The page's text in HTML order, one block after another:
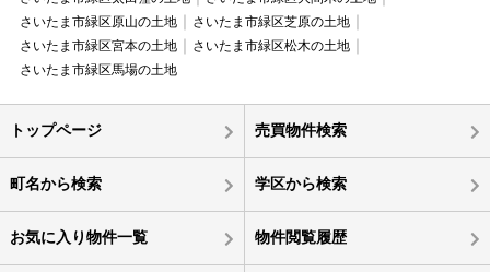
さいたま市緑区原山の土地
さいたま市緑区芝原の土地
さいたま市緑区宮本の土地
さいたま市緑区松木の土地
さいたま市緑区馬場の土地
トップページ 売買物件検索
町名から検索 学区から検索
お気に入り物件一覧 物件閲覧履歴